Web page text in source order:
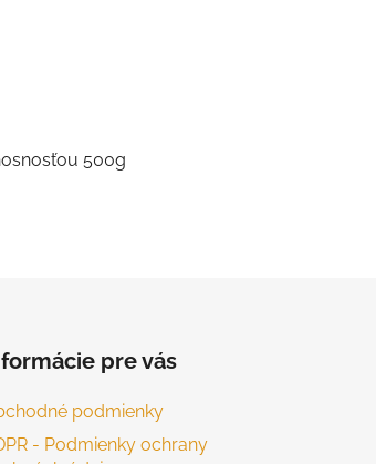
500g
pre vás
podmienky
- Podmienky ochrany